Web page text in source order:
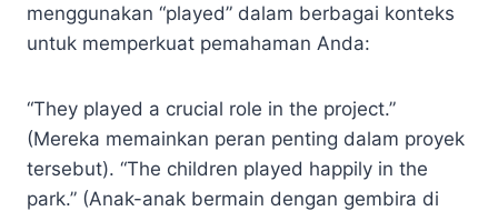
menggunakan “played” dalam berbagai konteks
untuk memperkuat pemahaman Anda:
“They played a crucial role in the project.”
(Mereka memainkan peran penting dalam proyek
tersebut). “The children played happily in the
park.” (Anak-anak bermain dengan gembira di